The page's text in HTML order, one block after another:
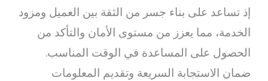
إذ تساعد على بناء جسر من الثقة بين العميل ومزود
الخدمة، مما يعزز من مستوى الأمان والتأكد من
الحصول على المساعدة في الوقت المناسب.
ضمان الاستجابة السريعة وتقديم المعلومات